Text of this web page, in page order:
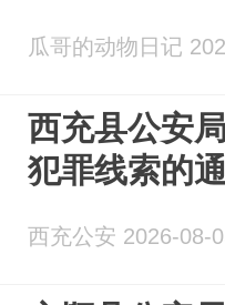
瓜哥的动物日记
西充县公安
犯罪线索的
西充公安 2026-08-